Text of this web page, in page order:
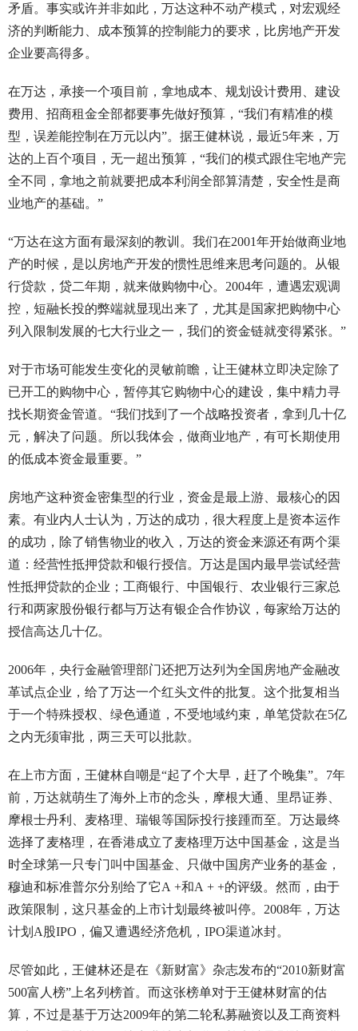
矛盾。事实或许并非如此，万达这种不动产模式，对宏观经
济的判断能力、成本预算的控制能力的要求，比房地产开发
企业要高得多。
在万达，承接一个项目前，拿地成本、规划设计费用、建设
费用、招商租金全部都要事先做好预算，“我们有精准的模
型，误差能控制在万元以内”。据王健林说，最近5年来，万
达的上百个项目，无一超出预算，“我们的模式跟住宅地产完
全不同，拿地之前就要把成本利润全部算清楚，安全性是商
业地产的基础。”
“万达在这方面有最深刻的教训。我们在2001年开始做商业地
产的时候，是以房地产开发的惯性思维来思考问题的。从银
行贷款，贷二年期，就来做购物中心。2004年，遭遇宏观调
控，短融长投的弊端就显现出来了，尤其是国家把购物中心
列入限制发展的七大行业之一，我们的资金链就变得紧张。”
对于市场可能发生变化的灵敏前瞻，让王健林立即决定除了
已开工的购物中心，暂停其它购物中心的建设，集中精力寻
找长期资金管道。“我们找到了一个战略投资者，拿到几十亿
元，解决了问题。所以我体会，做商业地产，有可长期使用
的低成本资金最重要。”
房地产这种资金密集型的行业，资金是最上游、最核心的因
素。有业内人士认为，万达的成功，很大程度上是资本运作
的成功，除了销售物业的收入，万达的资金来源还有两个渠
道：经营性抵押贷款和银行授信。万达是国内最早尝试经营
性抵押贷款的企业；工商银行、中国银行、农业银行三家总
行和两家股份银行都与万达有银企合作协议，每家给万达的
授信高达几十亿。
2006年，央行金融管理部门还把万达列为全国房地产金融改
革试点企业，给了万达一个红头文件的批复。这个批复相当
于一个特殊授权、绿色通道，不受地域约束，单笔贷款在5亿
之内无须审批，两三天可以批款。
在上市方面，王健林自嘲是“起了个大早，赶了个晚集”。7年
前，万达就萌生了海外上市的念头，摩根大通、里昂证券、
摩根士丹利、麦格理、瑞银等国际投行接踵而至。万达最终
选择了麦格理，在香港成立了麦格理万达中国基金，这是当
时全球第一只专门叫中国基金、只做中国房产业务的基金，
穆迪和标准普尔分别给了它A +和A + +的评级。然而，由于
政策限制，这只基金的上市计划最终被叫停。2008年，万达
计划A股IPO，偏又遭遇经济危机，IPO渠道冰封。
尽管如此，王健林还是在《新财富》杂志发布的“2010新财富
500富人榜”上名列榜首。而这张榜单对于王健林财富的估
算，不过是基于万达2009年的第二轮私募融资以及工商资料